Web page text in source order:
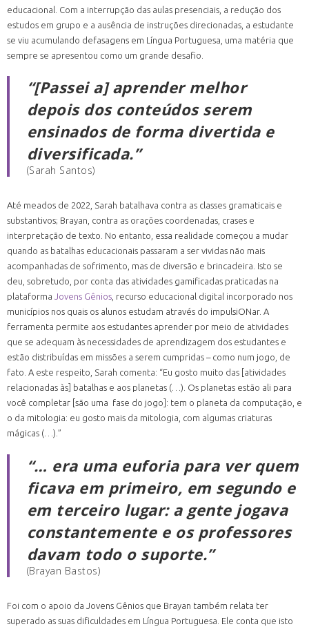
educacional. Com a interrupção das aulas presenciais, a redução dos
estudos em grupo e a ausência de instruções direcionadas, a estudante
se viu acumulando defasagens em Língua Portuguesa, uma matéria que
sempre se apresentou como um grande desafio.
“[Passei a] aprender melhor
depois dos conteúdos serem
ensinados de forma divertida e
diversificada.”
(Sarah Santos)
Até meados de 2022, Sarah batalhava contra as classes gramaticais e
substantivos; Brayan, contra as orações coordenadas, crases e
interpretação de texto. No entanto, essa realidade começou a mudar
quando as batalhas educacionais passaram a ser vividas não mais
acompanhadas de sofrimento, mas de diversão e brincadeira. Isto se
deu, sobretudo, por conta das atividades gamificadas praticadas na
plataforma Jovens Gênios , recurso educacional digital incorporado nos
municípios nos quais os alunos estudam através do impulsiONar. A
ferramenta permite aos estudantes aprender por meio de atividades
que se adequam às necessidades de aprendizagem dos estudantes e
estão distribuídas em missões a serem cumpridas – como num jogo, de
fato. A este respeito, Sarah comenta: “Eu gosto muito das [atividades
relacionadas às] batalhas e aos planetas (…). Os planetas estão ali para
você completar [são uma fase do jogo]: tem o planeta da computação, e
o da mitologia: eu gosto mais da mitologia, com algumas criaturas
mágicas (…).”
“… era uma euforia para ver quem
ficava em primeiro, em segundo e
em terceiro lugar: a gente jogava
constantemente e os professores
davam todo o suporte.”
(Brayan Bastos)
Foi com o apoio da Jovens Gênios que Brayan também relata ter
superado as suas dificuldades em Língua Portuguesa. Ele conta que isto